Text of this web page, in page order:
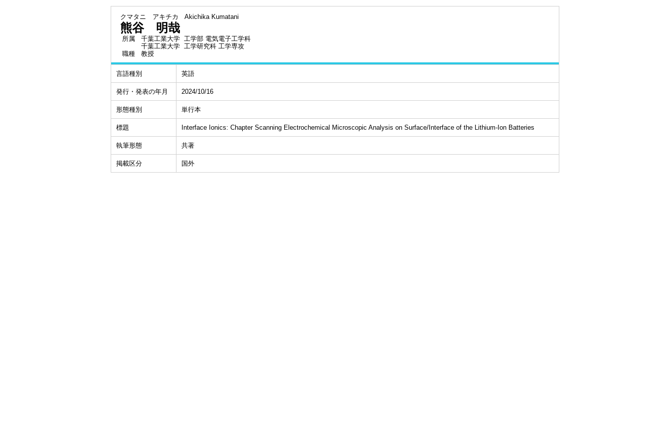
クマタニ アキチカ Akichika Kumatani
熊谷 明哉
所属
千葉工業大学 工学部 電気電子工学科
千葉工業大学 工学研究科 工学専攻
職種
教授
言語種別 英語
発行・発表の年月 2024/10/16
形態種別 単行本
標題 Interface Ionics: Chapter Scanning Electrochemical Microscopic Analysis on Surface/Interface of the Lithium-Ion Batteries
執筆形態 共著
掲載区分 国外